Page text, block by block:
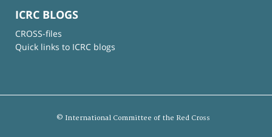
ICRC BLOGS
CROSS-files
Quick links to ICRC blogs
© International Committee of the Red Cross